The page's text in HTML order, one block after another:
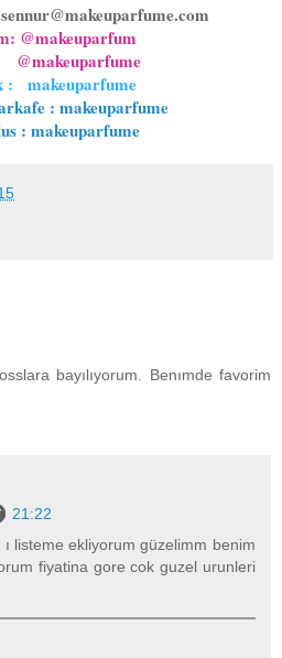
sennur@makeuparfume.com
@makeuparfum
: makeuparfume
: makeuparfume
: makeuparfume
bayılıyorum. Benımde favorim
21:22
listeme ekliyorum güzelimm benim
fiyatina gore cok guzel urunleri